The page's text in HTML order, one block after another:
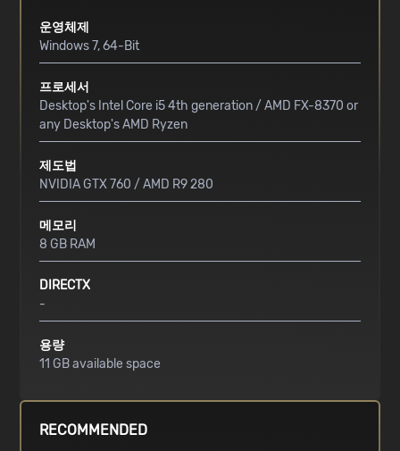
운영체제
Windows 7, 64-Bit
프로세서
Desktop's Intel Core i5 4th generation / AMD FX-8370 or
any Desktop's AMD Ryzen
제도법
NVIDIA GTX 760 / AMD R9 280
메모리
8 GB RAM
DIRECTX
-
용량
11 GB available space
RECOMMENDED